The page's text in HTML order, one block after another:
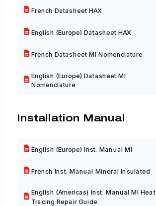
French Datasheet HAX
English (Europe) Datasheet HAX
French Datasheet MI Nomenclature
English (Europe) Datasheet MI
Nomenclature
Installation Manual
English (Europe) Inst. Manual MI
French Inst. Manual Mineral Insulated
English (Americas) Inst. Manual MI Heat
Tracing Repair Guide